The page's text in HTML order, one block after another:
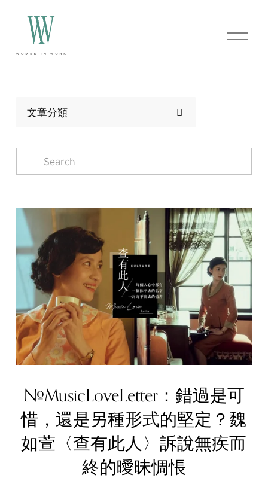
O
p
文章分類
#MusicLoveLetter：錯過是可
惜，還是另種形式的堅定？魏
如萱〈查有此人〉訴說無疾而
終的曖昧惆悵